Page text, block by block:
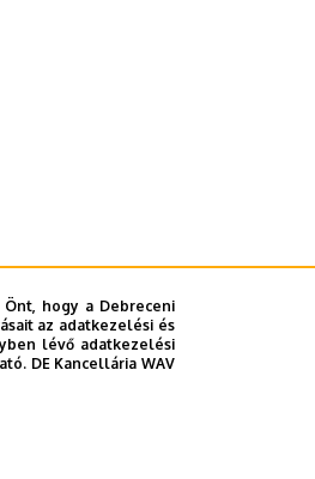
hogy a Debreceni
az adatkezelési és
lévő adatkezelési
DE Kancellária WAV